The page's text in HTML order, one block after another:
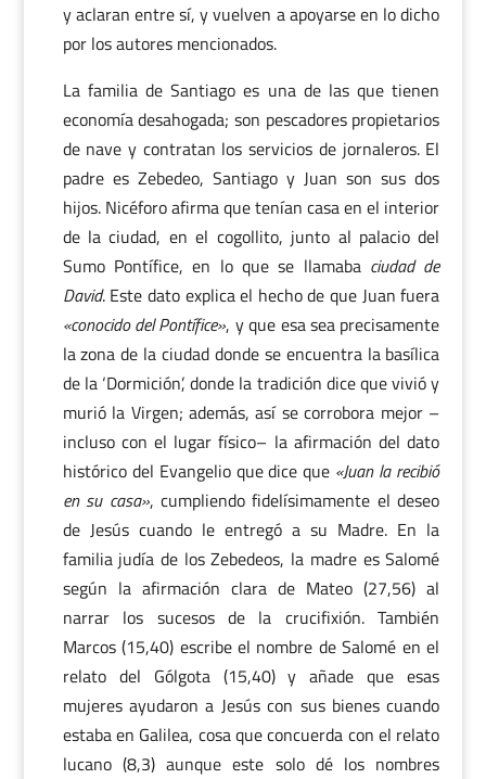
y aclaran entre sí, y vuelven a apoyarse en lo dicho
por los autores mencionados.
La familia de Santiago es una de las que tienen
economía desahogada; son pescadores propietarios
de nave y contratan los servicios de jornaleros. El
padre es Zebedeo, Santiago y Juan son sus dos
hijos. Nicéforo afirma que tenían casa en el interior
de la ciudad, en el cogollito, junto al palacio del
Sumo Pontífice, en lo que se llamaba ciudad de
David. Este dato explica el hecho de que Juan fuera
«conocido del Pontífice», y que esa sea precisamente
la zona de la ciudad donde se encuentra la basílica
de la ‘Dormición’, donde la tradición dice que vivió y
murió la Virgen; además, así se corrobora mejor –
incluso con el lugar físico– la afirmación del dato
histórico del Evangelio que dice que «Juan la recibió
en su casa», cumpliendo fidelísimamente el deseo
de Jesús cuando le entregó a su Madre. En la
familia judía de los Zebedeos, la madre es Salomé
según la afirmación clara de Mateo (27,56) al
narrar los sucesos de la crucifixión. También
Marcos (15,40) escribe el nombre de Salomé en el
relato del Gólgota (15,40) y añade que esas
mujeres ayudaron a Jesús con sus bienes cuando
estaba en Galilea, cosa que concuerda con el relato
lucano (8,3) aunque este solo dé los nombres